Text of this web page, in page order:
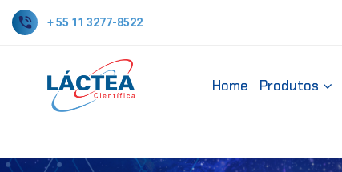
+ 55 11 3277-8522
Home Produtos